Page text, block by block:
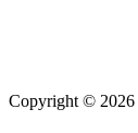
Copyright © 2026